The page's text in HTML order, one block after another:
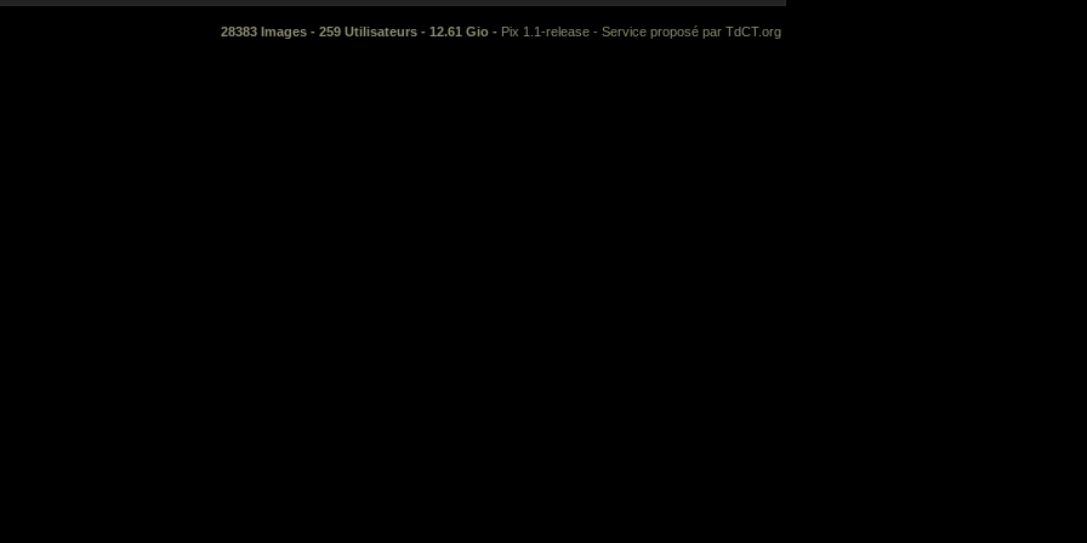
28383 Images - 259 Utilisateurs - 12.61 Gio - Pix 1.1-release - Service proposé par TdCT.org